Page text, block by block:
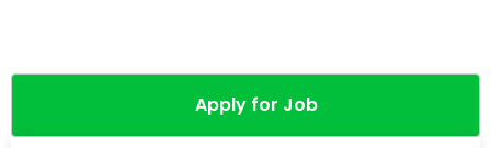
Apply for Job